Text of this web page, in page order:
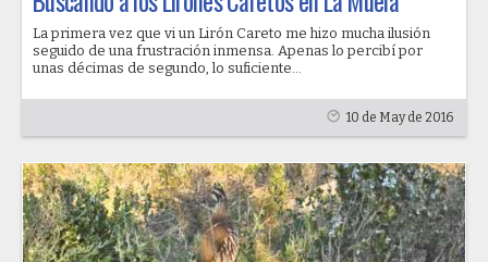
La primera vez que vi un Lirón Careto me hizo mucha ilusión
seguido de una frustración inmensa. Apenas lo percibí por
unas décimas de segundo, lo suficiente...
10 de May de 2016